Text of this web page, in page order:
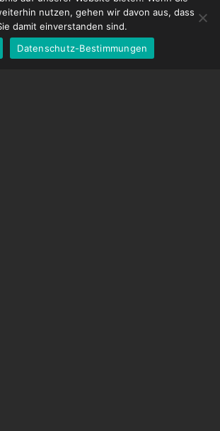
Korrekturkappe
nutzen, gehen wir davon aus, dass
damit einverstanden sind.
Datenschutz-BestimmungenGerman
Spanish